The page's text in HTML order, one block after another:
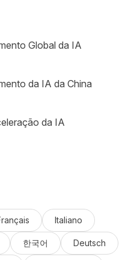
Global da IA
da IA da China
da IA
Italiano
한국어 Deutsch